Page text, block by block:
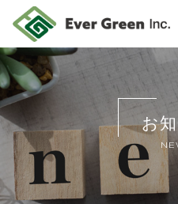
ホ
当社に
不動産売
仲
業
お